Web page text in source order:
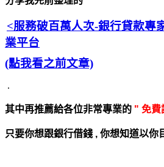
<服務破百萬人次-銀行貸款專
業平台
(點我看之前文章)
.
其中再推薦給各位非常專業的 " 免費
只要你想跟銀行借錢 , 你想知道以你